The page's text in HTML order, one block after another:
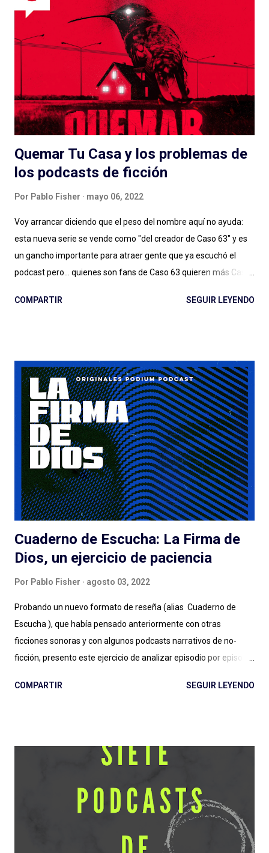
Quemar Tu Casa y los problemas de
los podcasts de ficción
Por Pablo Fisher mayo 06, 2022
Voy arrancar diciendo que el peso del nombre aquí no ayuda:
esta nueva serie se vende como "del creador de Caso 63" y es
un gancho importante para atraer gente que ya escuchó el
podcast pero... quienes son fans de Caso 63 quieren más Caso
ese lugar en el que vamos a seguir a creadores de podcasts de
tener o no éxito con las audiencias (después debatamos qué es
el éxito para un podcast de ficción) a pesar de/gracias a los
esfuerzos de Spotify: el lanzamiento, la presencia en la
aplicación, la muy atractiva portada, el genial título pueden ser
suficientes o no para disparar montones de escuchas iniciales
de una serie que... tarda en arrancar. La pasé bien escuchando
los episodios entre el tercero/cuarto y el octavo/noveno pero
e...
COMPARTIR SEGUIR LEYENDO
Cuaderno de Escucha: La Firma de
Dios, un ejercicio de paciencia
Por Pablo Fisher agosto 03, 2022
Probando un nuevo formato de reseña (alias Cuaderno de
Escucha ), que había pensado anteriormente con otras
ficciones sonoras y con algunos podcasts narrativos de no-
ficción, presento este ejercicio de analizar episodio por episodio
grande de Podium Podcast para 2022 y el regreso al guión de
partes, recordando la recomendación de escuchar antes los
también para evitar spoilers que trataré (en lo posible) de no
cometer. Escuchar: Web , Spotify , otras . Episodio 1: La Plaga
Me chocó de entrada que sea otra serie de ficción sobre
pandemias . Siento que necesitamos un respiro (de la
COMPARTIR SEGUIR LEYENDO